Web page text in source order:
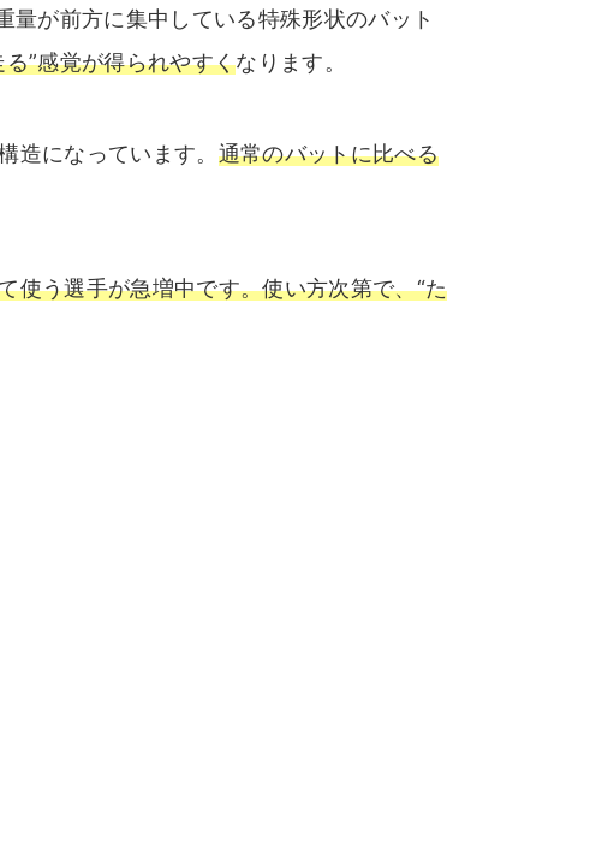
量が前方に集中している特殊形状のバット
る”感覚が得られやすくなります。
造になっています。 通常のバットに比べる
使う選手が急増中です。使い方次第で、“た